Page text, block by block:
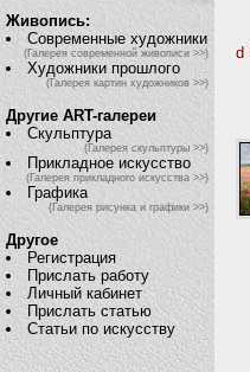
Живопись:
Современные художники
(Галерея современной живописи >>)
Художники прошлого
(Галерея картин художников >>)
Другие ART-галереи
Скульптура
(Галерея скульптуры >>)
Прикладное искусство
(Галерея прикладного искусства >>)
Графика
(Галерея рисунка и графики >>)
Другое
Регистрация
Прислать работу
Личный кабинет
Прислать статью
Статьи по искусству
d